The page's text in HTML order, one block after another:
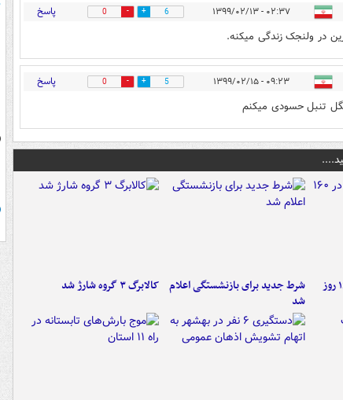
۰۲:۳۷ - ۱۳۹۹/۰۲/۱۳ 6
0 پاسخ
در ولنجک زندگی میکنه.
۰۹:۲۳ - ۱۳۹۹/۰۲/۱۵ 5
0 پاسخ
تنبل حسودی میکنم
۶ دستاورد بزرگ ایران در ۱۶۰ روز
شرط جدید برای بازنشستگی اعلام
شد
کالابرگ ۳ گروه شارژ شد